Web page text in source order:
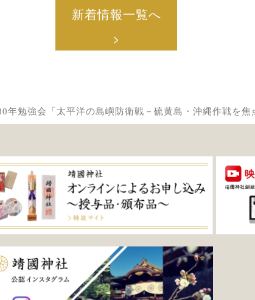
新着情報一覧へ
>
年勉強会「太平洋の島嶼防衛戦－硫黄島・沖縄作戦を